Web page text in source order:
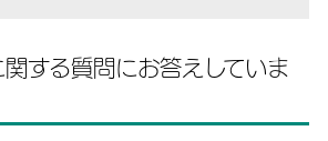
する質問にお答えしていま